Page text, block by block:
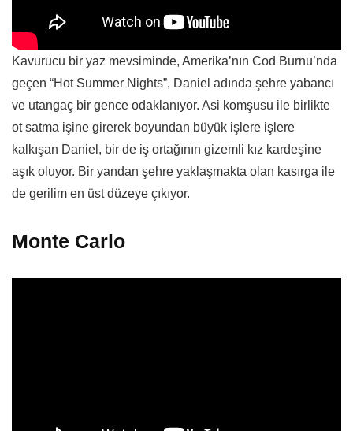
Kavurucu bir yaz mevsiminde, Amerika’nın Cod Burnu’nda
geçen “Hot Summer Nights”, Daniel adında şehre yabancı
ve utangaç bir gence odaklanıyor. Asi komşusu ile birlikte
ot satma işine girerek boyundan büyük işlere işlere
kalkışan Daniel, bir de iş ortağının gizemli kız kardeşine
aşık oluyor. Bir yandan şehre yaklaşmakta olan kasırga ile
de gerilim en üst düzeye çıkıyor.
Monte Carlo